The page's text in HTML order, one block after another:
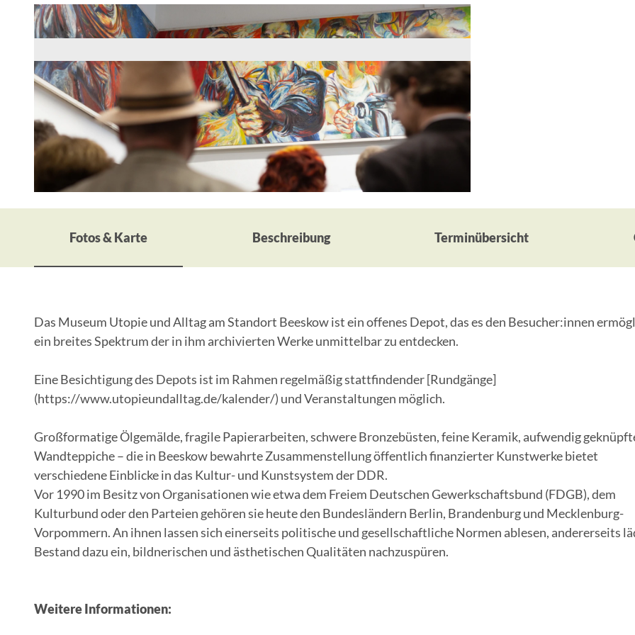
Fotos & Karte Beschreibung Terminübersicht
Das Museum Utopie und Alltag am Standort Beeskow ist ein offenes Depot, das es den Besucher:innen
ein breites Spektrum der in ihm archivierten Werke unmittelbar zu entdecken.
Eine Besichtigung des Depots ist im Rahmen regelmäßig stattfindender [Rundgänge]
(https://www.utopieundalltag.de/kalender/) und Veranstaltungen möglich.
Großformatige Ölgemälde, fragile Papierarbeiten, schwere Bronzebüsten, feine Keramik, aufwendig
Wandteppiche – die in Beeskow bewahrte Zusammenstellung öffentlich finanzierter Kunstwerke bietet
verschiedene Einblicke in das Kultur-​ und Kunstsystem der DDR.
Vor 1990 im Besitz von Organisationen wie etwa dem Freiem Deutschen Gewerkschaftsbund (FDGB), dem
Kulturbund oder den Parteien gehören sie heute den Bundesländern Berlin, Brandenburg und Mecklenburg-​
Vorpommern. An ihnen lassen sich einerseits politische und gesellschaftliche Normen ablesen, andererseits
Bestand dazu ein, bildnerischen und ästhetischen Qualitäten nachzuspüren.
Weitere Informationen: